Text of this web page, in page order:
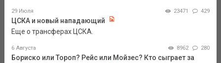
29 Июля 23471 429
ЦСКА и новый нападающий
Еще о трансферах ЦСКА.
6 Августа 8962 280
Бориско или Тороп? Рейс или Мойзес? Кто сыграет за